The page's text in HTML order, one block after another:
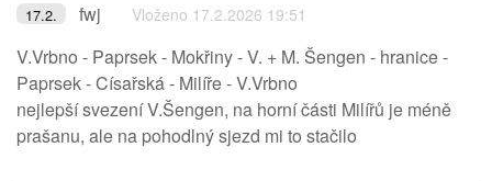
17.2. fwj Vloženo 17.2.2026 19:51
V.Vrbno - Paprsek - Mokřiny - V. + M. Šengen - hranice -
Paprsek - Císařská - Milíře - V.Vrbno
nejlepší svezení V.Šengen, na horní části Milířů je méně
prašanu, ale na pohodlný sjezd mi to stačilo